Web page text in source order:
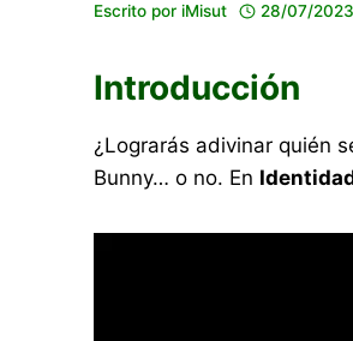
Escrito por iMisut 28/07/2023
Introducción
¿Lograrás adivinar quién
Bunny… o no. En